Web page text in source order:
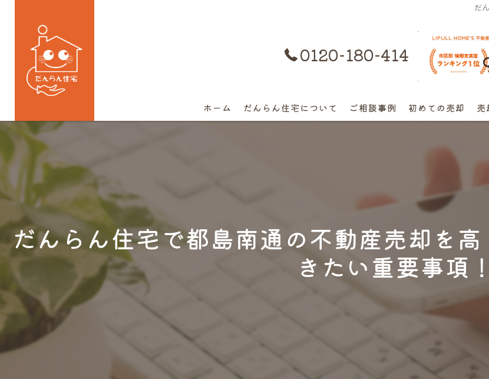
だ
0120-180-414 購入はコ
ホーム だんらん住宅について ご相談事例
離婚不動産の売却相談
高額早期売却の相談
終活売却の相談
空き家の相談
マンショントラブルでの買替え相談
初めての売却 売
だんらん住宅で都島南通の不動産売却を
きたい重要事項！